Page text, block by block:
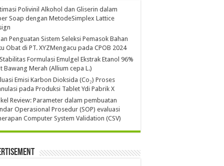
Polivinil Alkohol dan Gliserin dalam
Soap dengan MetodeSimplex Lattice
Penguatan Sistem Seleksi Pemasok Bahan
Obat di PT. XYZMengacu pada CPOB 2024
Formulasi Emulgel Ekstrak Etanol 96%
Bawang Merah (Allium cepa L.)
Emisi Karbon Dioksida (Co₂) Proses
pada Produksi Tablet Ydi Pabrik X
Review: Parameter dalam pembuatan
Operasional Prosedur (SOP) evaluasi
Computer System Validation (CSV)